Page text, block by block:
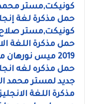
كونيكت,مستر
حمل مذكرة لغة
كونيكت,مستر
2019 ميس نورهان منير
حمل مذكره لغه
جديد لمستر محمد